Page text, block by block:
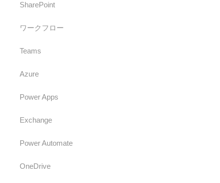
SharePoint
ワークフロー
Teams
Azure
Power Apps
Exchange
Power Automate
OneDrive